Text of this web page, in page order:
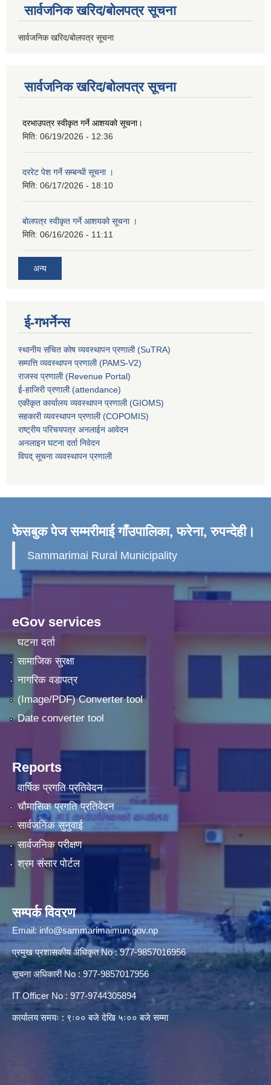
सार्वजनिक खरिद/बोलपत्र सूचना
सार्वजनिक खरिद/बोलपत्र सूचना
सार्वजनिक खरिद/बोलपत्र सूचना
दरभाउपत्र स्वीकृत गर्ने आशयको सूचना।
मिति: 06/19/2026 - 12:36
दररेट पेश गर्ने सम्बन्धी सूचना ।
मिति: 06/17/2026 - 18:10
बोलपत्र स्वीकृत गर्ने आशयको सूचना ।
मिति: 06/16/2026 - 11:11
अन्य
ई-गभर्नेन्स
स्थानीय संचित कोष व्यवस्थापन प्रणाली (SuTRA)
सम्पत्ति व्यवस्थापन प्रणाली (PAMS-V2)
राजस्व प्रणाली (Revenue Portal)
ई-हाजिरी प्रणाली (attendance)
एकीकृत कार्यालय व्यवस्थापन प्रणाली (GIOMS)
सहकारी व्यवस्थापन प्रणाली (COPOMIS)
राष्ट्रीय परिचयपत्र अनलाईन आवेदन
अनलाइन घटना दर्ता निवेदन
विपद् सूचना व्यवस्थापन प्रणाली
फेसबुक पेज सम्मरीमाई गाँउपालिका, फरेना, रुपन्देही।
Sammarimai Rural Municipality
eGov services
घटना दर्ता
सामाजिक सुरक्षा
नागरिक वडापत्र
(Image/PDF) Converter tool
Date converter tool
Reports
वार्षिक प्रगति प्रतिवेदन
चौमासिक प्रगति प्रतिवेदन
सार्वजनिक सुनुवाई
सार्वजनिक परीक्षण
श्रम संसार पोर्टल
सम्पर्क विवरण
Email: info@sammarimaimun.gov.np
प्रमुख प्रशासकीय अधिकृत No : 977-9857016956
सूचना अधिकारी No : 977-9857017956
IT Officer No : 977-9744305894
कार्यालय समयः : ९ः०० बजे देखि ५ः०० बजे सम्मा